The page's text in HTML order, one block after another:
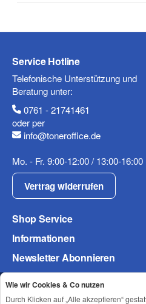
Datenschutzerklärung
Frage
Service Hotline
Telefonische Unterstützung und
Beratung unter:
0761 - 21741461
oder per
info@toneroffice.de
Mo. - Fr. 9:00-12:00 / 13:00-16:00
Vertrag widerrufen
Shop Service
Informationen
Newsletter Abonnieren
Wie wir Cookies & Co nutzen
Durch Klicken auf „Alle akzeptieren“